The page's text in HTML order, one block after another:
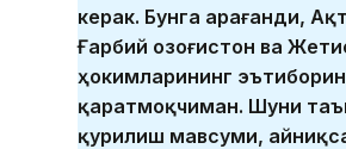
керак. Бунга Қарағанди,
Ғарбий Қозоғистон ва
ҳокимларининг
қаратмоқчиман. Шуни
қурилиш мавсуми,